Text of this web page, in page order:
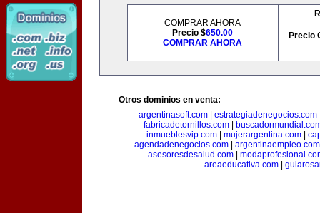
COMPRAR AHORA
Precio $650.00
COMPRAR AHORA
Precio
Otros dominios en venta:
argentinasoft.com| estrategiadenegocios.com
fabricadetornillos.com
inmueblesvip.com
mujerargentina.com
agendadenegocios.com| argentinaempleo.com
asesoresdesalud.com|
areaeducativa.com|